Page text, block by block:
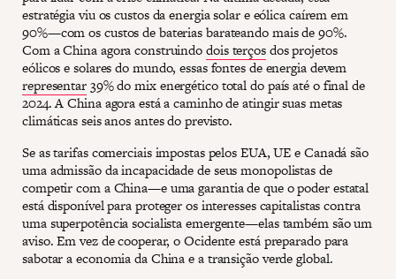
estratégia viu os custos da energia solar e eólica caírem em
90%—com os custos de baterias barateando mais de 90%.
Com a China agora construindodois terçosdos projetos
eólicos e solares do mundo, essas fontes de energia devem
representar39% do mix energético total do país até o final de
2024. A China agora está a caminho de atingir suas metas
climáticas seis anos antes do previsto.
Se as tarifas comerciais impostas pelos EUA, UE e Canadá são
uma admissão da incapacidade de seus monopolistas de
competir com a China—e uma garantia de que o poder estatal
está disponível para proteger os interesses capitalistas contra
uma superpotência socialista emergente—elas também são um
aviso. Em vez de cooperar, o Ocidente está preparado para
sabotar a economia da China e a transição verde global.